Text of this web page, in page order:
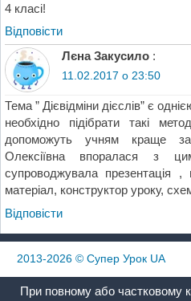
4 класі!
Відповіcти
Лєна Закусило :
11.02.2017 о 23:50
Тема ” Дієвідміни дієслів” є
необхідно підібрати такі
допоможуть учням краще
Олексіївна впоралася з
супроводжувала презентація ,
матеріал, конструктор уроку,
Відповіcти
2013-2026 © Супер Урок UA
При повному або частковому